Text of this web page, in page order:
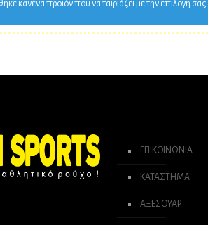
κανένα προϊόν που να ταιριάζει με την επιλογή σας.
ΕΠΙΚΟΙΝΩΝΙΑ
ΚΑΤΑΣΤΗΜΑ
ΑΞΕΣΟΥΑΡ